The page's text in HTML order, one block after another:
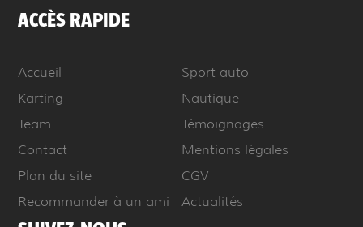
ACCÈS RAPIDE
Accueil
Sport auto
Karting
Nautique
Team
Témoignages
Contact
Mentions légales
Plan du site
CGV
Recommander à un ami
Actualités